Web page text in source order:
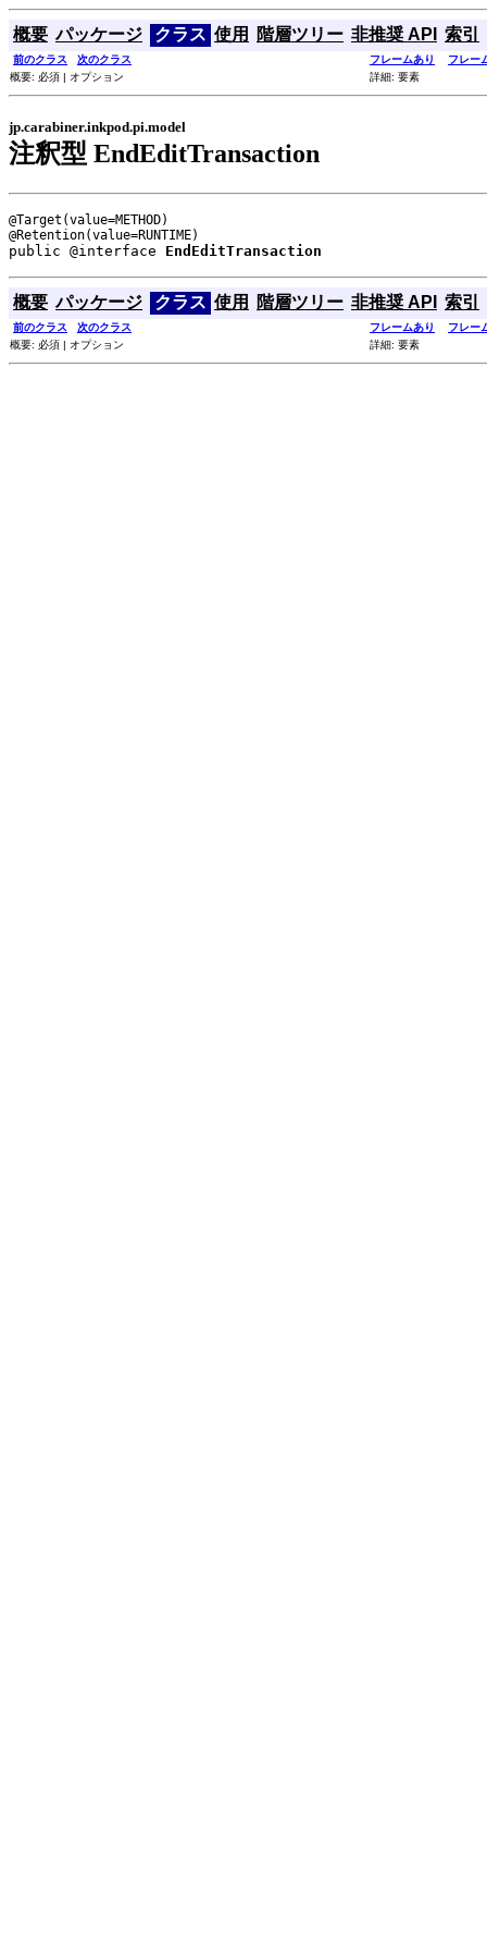
概要 パッケージ クラス 使用 階層ツリー 非推奨 API 索引
前のクラス 次のクラス フレームあり
フレー
概要: 必須 | オプション
詳細: 要素
jp.carabiner.inkpod.pi.model
注釈型 EndEditTransaction
@Target(value=METHOD)
public @interface EndEditTransaction
概要 パッケージ クラス 使用 階層ツリー 非推奨 API 索引
前のクラス 次のクラス フレームあり
フレー
概要: 必須 | オプション
詳細: 要素